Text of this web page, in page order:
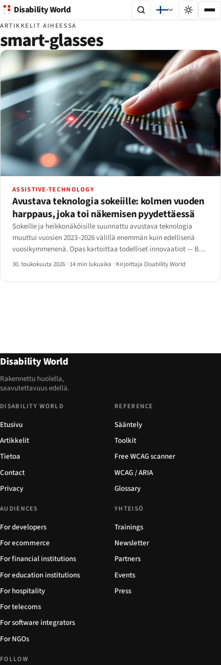
Disability World
ARTIKKELIT AIHEESSA
smart-glasses
ASSISTIVE-TECHNOLOGY
Avustava teknologia sokeiille: kolmen vuoden
harppaus, joka toi näkemisen pyydettäessä
Sokeille ja heikkonäköisille suunnattu avustava teknologia
muuttui vuosien 2023–2026 välillä enemmän kuin edellisenä
vuosikymmenenä. Opas kartoittaa todelliset innovaatiot — Be
My AI, Ray-Ban Meta, älykeppi, Monarch ja
30. toukokuuta 2026 · 14 min lukuaika · Kirjoittaja Disability World
Disability World
Rakennettu huolella,
saavutettavuus edellä.
DISABILITY WORLD
Etusivu
Artikkelit
Tietoa
Contact
Privacy
REFERENCE
Sääntely
Toolkit
Free WCAG scanner
WCAG / ARIA
Glossary
AUDIENCES
For developers
For ecommerce
For financial institutions
For education institutions
For hospitality
For telecoms
For software integrators
For NGOs
YHTEISÖ
Trainings
Newsletter
Partners
Events
Press
FOLLOW